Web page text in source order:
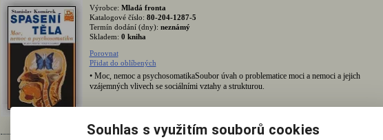
Výrobce: Mladá fronta
Katalogové číslo: 80-204-1287-5
Termín dodání (dny): neznámý
Skladem: 0 kniha
Porovnat
Přidat do oblíbených
• Moc, nemoc a psychosomatikaSoubor úvah o problematice moci a nemoci a jejich
vzájemných vlivech se sociálními vztahy a strukturou.
Souhlas s využitím souborů cookies